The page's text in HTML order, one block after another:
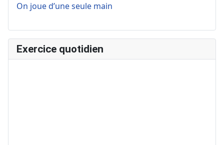
On joue d’une seule main
Exercice quotidien